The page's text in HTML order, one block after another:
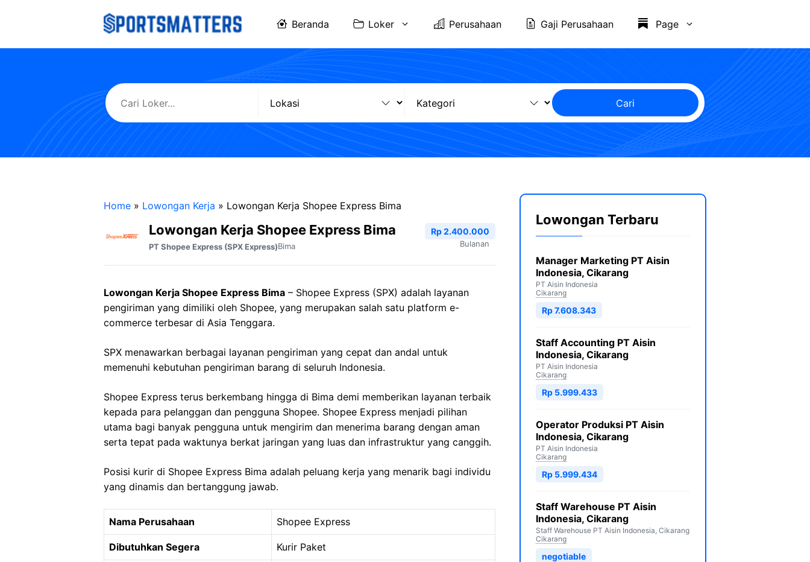
Beranda Loker Perusahaan Gaji Perusahaan Page
Cari
Home » Lowongan Kerja » Lowongan Kerja Shopee Express Bima
Lowongan Kerja Shopee Express Bima
PT Shopee Express (SPX Express)Bima
Rp 2.400.000
Bulanan
Lowongan Kerja Shopee Express Bima – Shopee Express (SPX) adalah layanan
pengiriman yang dimiliki oleh Shopee, yang merupakan salah satu platform e-
commerce terbesar di Asia Tenggara.
SPX menawarkan berbagai layanan pengiriman yang cepat dan andal untuk
memenuhi kebutuhan pengiriman barang di seluruh Indonesia.
Shopee Express terus berkembang hingga di Bima demi memberikan layanan terbaik
kepada para pelanggan dan pengguna Shopee. Shopee Express menjadi pilihan
utama bagi banyak pengguna untuk mengirim dan menerima barang dengan aman
serta tepat pada waktunya berkat jaringan yang luas dan infrastruktur yang canggih.
Posisi kurir di Shopee Express Bima adalah peluang kerja yang menarik bagi individu
yang dinamis dan bertanggung jawab.
Nama Perusahaan Shopee Express
Dibutuhkan Segera Kurir Paket
Lowongan Terbaru
Manager Marketing PT Aisin
Indonesia, Cikarang
PT Aisin Indonesia
Cikarang
Rp 7.608.343
Staff Accounting PT Aisin
Indonesia, Cikarang
PT Aisin Indonesia
Cikarang
Rp 5.999.433
Operator Produksi PT Aisin
Indonesia, Cikarang
PT Aisin Indonesia
Cikarang
Rp 5.999.434
Staff Warehouse PT Aisin
Indonesia, Cikarang
Staff Warehouse PT Aisin Indonesia, Cikarang
Cikarang
negotiable